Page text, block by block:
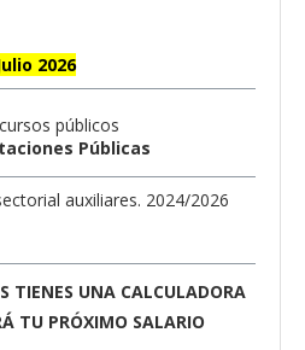
2026
Públicas
auxiliares. 2024/2026
TIENES UNA CALCULADORA
TU PRÓXIMO SALARIO